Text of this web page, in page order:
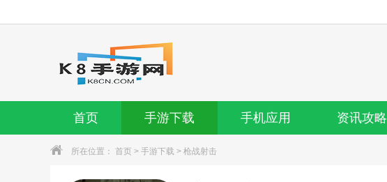
首页 手游下载 手机应用 资讯攻略
所在位置： 首页 > 手游下载 > 枪战射击